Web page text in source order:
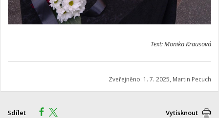
Text: Monika Krausová
Zveřejněno: 1. 7. 2025, Martin Pecuch
Sdílet Vytisknout